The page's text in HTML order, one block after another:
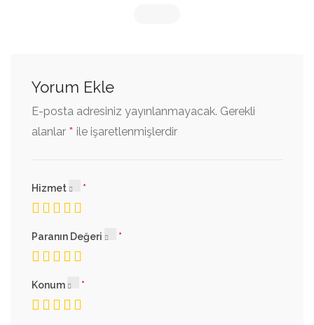
Yorum Ekle
E-posta adresiniz yayınlanmayacak. Gerekli
alanlar * ile işaretlenmişlerdir
Hizmet
Paranın Değeri
Konum